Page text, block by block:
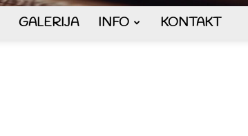
GALERIJA INFO KONTAKT